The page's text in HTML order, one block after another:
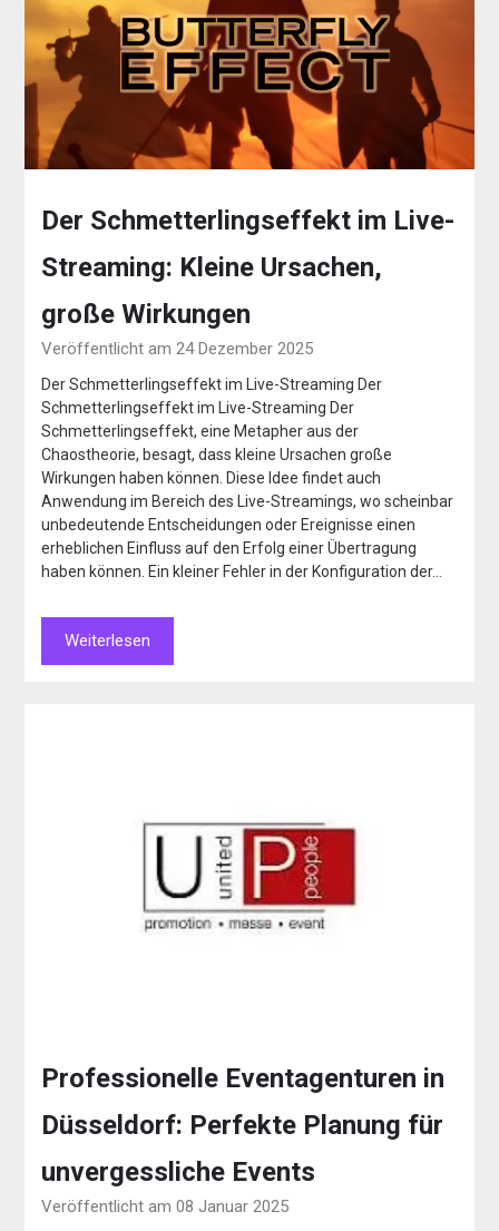
Der Schmetterlingseffekt im Live-
Streaming: Kleine Ursachen,
große Wirkungen
Veröffentlicht am 24 Dezember 2025
Der Schmetterlingseffekt im Live-Streaming Der
Schmetterlingseffekt im Live-Streaming Der
Schmetterlingseffekt, eine Metapher aus der
Chaostheorie, besagt, dass kleine Ursachen große
Wirkungen haben können. Diese Idee findet auch
Anwendung im Bereich des Live-Streamings, wo scheinbar
unbedeutende Entscheidungen oder Ereignisse einen
erheblichen Einfluss auf den Erfolg einer Übertragung
haben können. Ein kleiner Fehler in der Konfiguration der…
Weiterlesen
Professionelle Eventagenturen in
Düsseldorf: Perfekte Planung für
unvergessliche Events
Veröffentlicht am 08 Januar 2025